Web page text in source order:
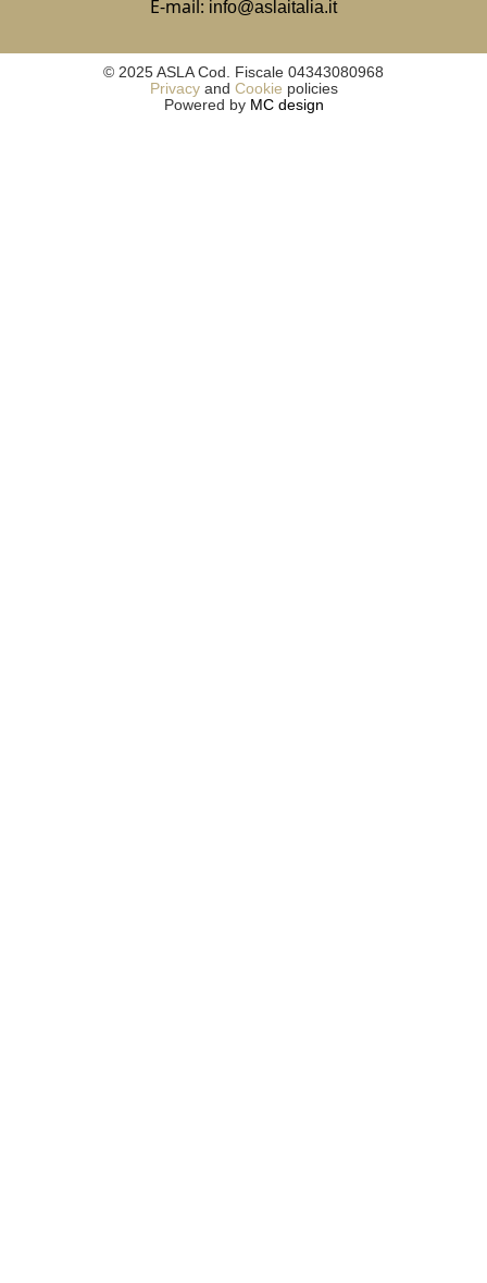
E-mail: info@aslaitalia.it
© 2025 ASLA Cod. Fiscale 04343080968
Privacyand Cookie policies
Powered by MC design